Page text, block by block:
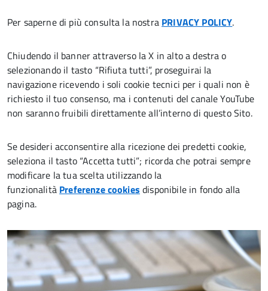
Per saperne di più consulta la nostra PRIVACY POLICY.
Chiudendo il banner attraverso la X in alto a destra o
selezionando il tasto “Rifiuta tutti”, proseguirai la
navigazione ricevendo i soli cookie tecnici per i quali non è
richiesto il tuo consenso, ma i contenuti del canale YouTube
non saranno fruibili direttamente all’interno di questo Sito.
Se desideri acconsentire alla ricezione dei predetti cookie,
seleziona il tasto “Accetta tutti”; ricorda che potrai sempre
modificare la tua scelta utilizzando la
funzionalità Preferenze cookies disponibile in fondo alla
pagina.